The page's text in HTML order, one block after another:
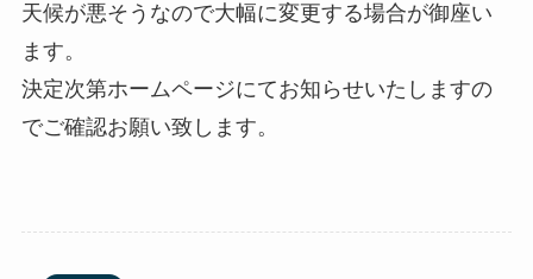
天候が悪そうなので大幅に変更する場合が御座い
ます。
決定次第ホームページにてお知らせいたしますの
でご確認お願い致します。